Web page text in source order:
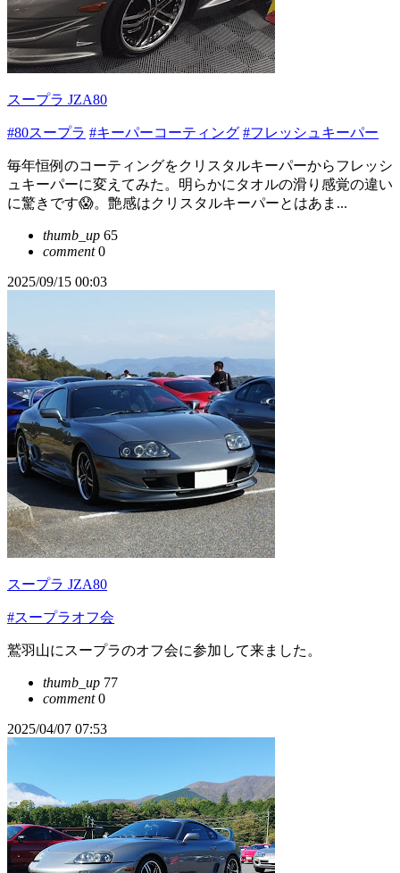
スープラ JZA80
#80スープラ #キーパーコーティング #フレッシュキーパー
毎年恒例のコーティングをクリスタルキーパーからフレッシ
ュキーパーに変えてみた。明らかにタオルの滑り感覚の違い
に驚きです😱。艶感はクリスタルキーパーとはあま...
thumb_up 65
comment0
2025/09/15 00:03
スープラ JZA80
#スープラオフ会
鷲羽山にスープラのオフ会に参加して来ました。
thumb_up 77
comment0
2025/04/07 07:53